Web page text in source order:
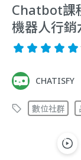
Chatbot課
機器人行銷
CHATISFY
數位社群